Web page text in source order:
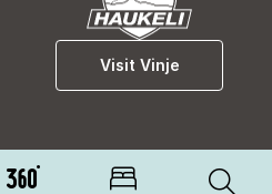
Visit Vinje